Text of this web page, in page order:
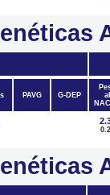
PAVG G-DEP
al